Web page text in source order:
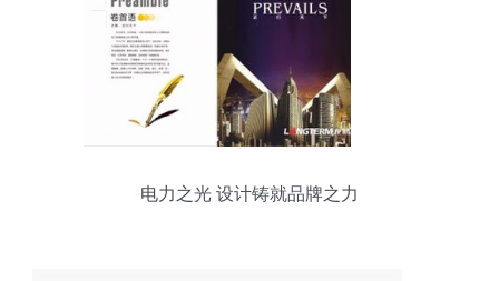
电力之光 设计铸就品牌之力